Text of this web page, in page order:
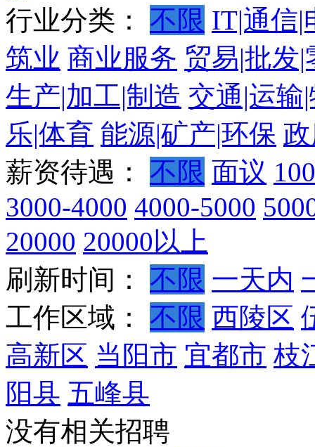
行业分类： 不限 IT|通信|
筑业 商业服务 贸易|批发
生产|加工|制造 交通|运输
乐|体育 能源|矿产|环保
薪资待遇：
不限 面议
3000-4000 4000-5000
20000 20000以上
刷新时间：
不限 一天内
工作区域：
不限 西陵区
高新区 当阳市 宜都市 枝
阳县 五峰县
没有相关招聘